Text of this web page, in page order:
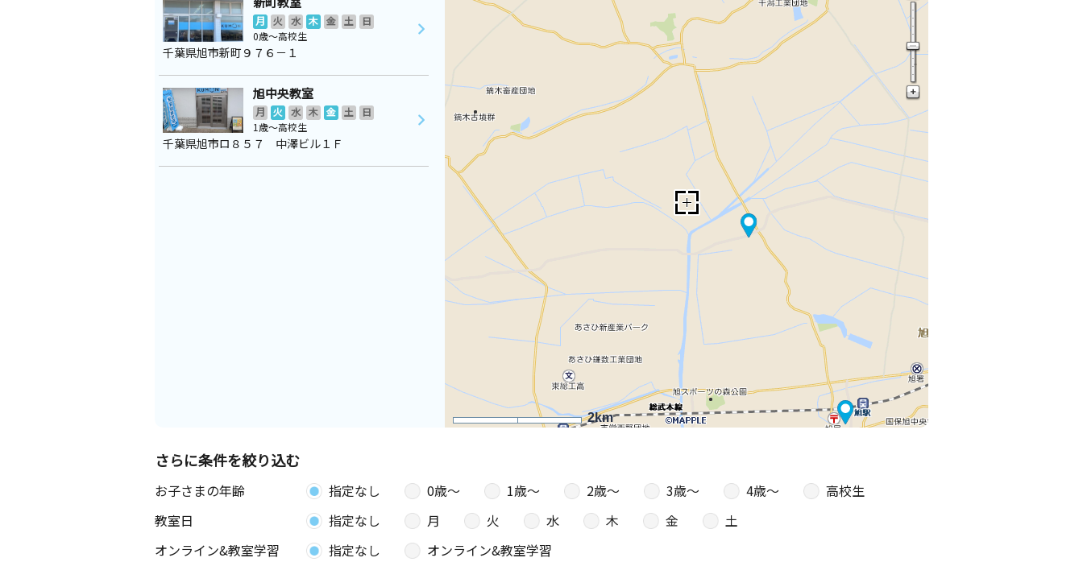
2km
月 火 水 木 金 土
日
0歳～高校生
千葉県旭市新町９７６－１
旭中央教室
月 火 水 木 金 土
日
1歳～高校生
千葉県旭市ロ８５７ 中澤ビル１Ｆ
さらに条件を絞り込む
お子さまの年齢 指定なし 0歳〜 1歳〜 2歳〜 3歳〜 4歳〜
高校生
教室日
指定なし 月 火 水 木 金
土
オンライン&教室学習
指定なし オンライン&教室学習